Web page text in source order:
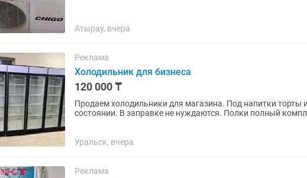
Атырау, вчера
Реклама
Холодильник для бизнеса
120 000 ₸
Продаем холодильники для магазина. Под напитки торты
состоянии. В заправке не нуждаются. Полки полный
Уральск, вчера
Реклама